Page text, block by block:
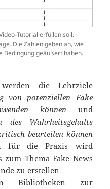
Tutorial erfüllen soll.
Die Zahlen geben an, wie
Bedingung geäußert haben.
die Lehrziele
von potenziellen Fake
könnenund
des Wahrheitsgehalts
beurteilen können
für die Praxis wird
Thema Fake News
zu erstellen
Bibliotheken zur